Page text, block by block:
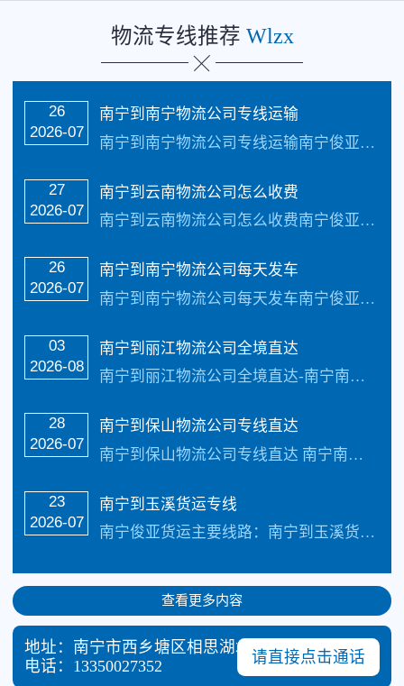
物流专线推荐 Wlzx
26
2026-07
南宁到南宁物流公司专线运输
南宁到南宁物流公司专线运输南宁俊亚物流主要线路：南宁到南宁物流公司全境直达专线，天天发车24小时服务热线电话：（133-5002-3601）2-3天可以安全把货物送货到以下地址：南宁、玉溪、曲靖、昭通、保山、丽江、临沧、普洱；18个县级市：大理市、楚雄市、安宁市、宣威市、澄江市、水富市、腾冲市、芒市、瑞丽市、泸水市、香...…
27
2026-07
南宁到云南物流公司怎么收费
南宁到云南物流公司怎么收费南宁俊亚物流主要线路：南宁到云南物流专线全境直达，直达区域：南宁、玉溪、曲靖、昭通、保山、丽江、临沧、普洱；18个县级市：大理市、楚雄市、安宁市、宣威市、澄江市、水富市、腾冲市、芒市、瑞丽市、泸水市、香格里拉市、禄丰市、蒙自市、个旧市、开远市、弥勒市、文山市、景洪市天天发车24小时服务热线电话...…
26
2026-07
南宁到南宁物流公司每天发车
南宁到南宁物流公司每天发车南宁俊亚物流主要线路：南宁到南宁物流专线全境直达，直达区域：南宁、玉溪、曲靖、昭通、保山、丽江、临沧、普洱；18个县级市：大理市、楚雄市、安宁市、宣威市、澄江市、水富市、腾冲市、芒市、瑞丽市、泸水市、香格里拉市、禄丰市、蒙自市、个旧市、开远市、弥勒市、文山市、景洪市天天发车24小时服务热线电话...…
03
2026-08
南宁到丽江物流公司全境直达
南宁到丽江物流公司全境直达-南宁南宁俊亚物流专线公司，南宁到丽江全境物流专线直达，快运线路2-4天可以快速安全到达，直达区域：丽江市、曲靖市、昭通市、玉溪市、楚雄州、红河州、文山州、普洱市、西双版纳、大理州、保山市、德宏州、丽江市、怒江州、迪庆州、临沧市南宁到丽江物流专线价格丨整车收费报价 承接：钢材、建材、挖机、装载...…
28
2026-07
南宁到保山物流公司专线直达
南宁到保山物流公司专线直达 南宁南宁俊亚物流专线公司，南宁到保山全境物流专线直达，快运线路2-4天可以快速安全到达，直达区域：保山市、曲靖市、昭通市、玉溪市、楚雄州、红河州、文山州、普洱市、西双版纳、大理州、保山市、德宏州、丽江市、怒江州、迪庆州、临沧市南宁到保山物流专线价格丨整车收费报价 承接：钢材、建材、挖机、装载...…
23
2026-07
南宁到玉溪货运专线
南宁俊亚货运主要线路：南宁到玉溪货运专线全境直达，直达区域：南宁、玉溪、曲靖、昭通、保山、丽江、临沧、普洱；18个县级市：大理市、楚雄市、安宁市、宣威市、澄江市、水富市、腾冲市、芒市、瑞丽市、泸水市、香格里拉市、禄丰市、蒙自市、个旧市、开远市、弥勒市、文山市、景洪市天天发车24小时服务热线电话：（133-5002-36...…
查看更多内容
请直接点击通话
地址：南宁市西乡塘区相思湖北路87号
电话： 13350027352